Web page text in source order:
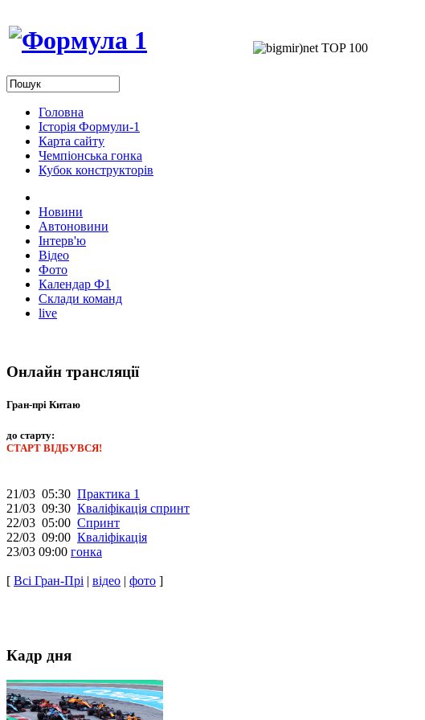
Головна
Історія Формули-1
Карта сайту
Чемпіонська гонка
Кубок конструкторів
Новини
Автоновини
Інтерв'ю
Відео
Фото
Календар Ф1
Склади команд
live
Онлайн трансляції
Гран-прі Китаю
до старту:
СТАРТ ВІДБУВСЯ!
21/03 05:30 Практика 1
21/03 09:30 Кваліфікація спринт
22/03 05:00 Спринт
22/03 09:00 Кваліфікація
23/03 09:00 гонка
[ Всі Гран-Прі | відео | фото ]
Кадр дня